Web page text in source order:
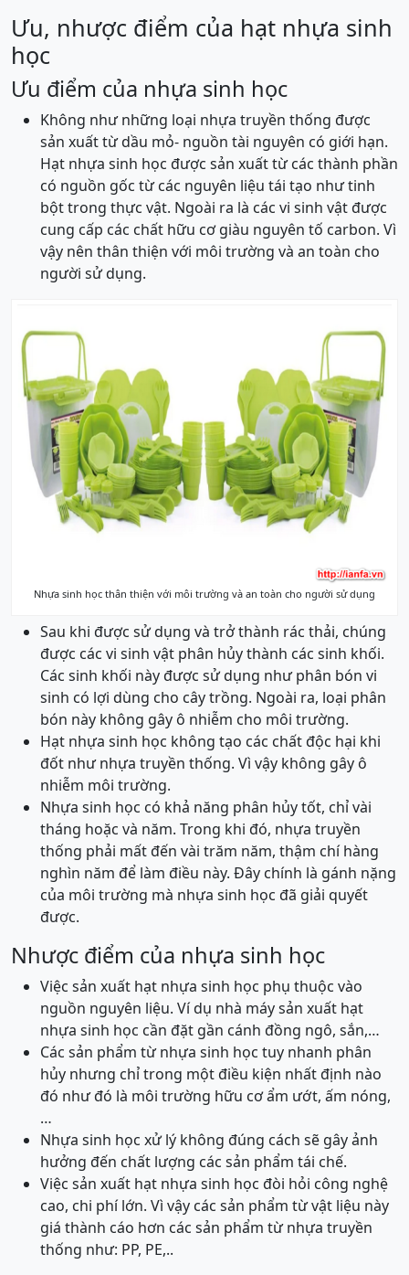
Ưu, nhược điểm của hạt nhựa sinh
học
Ưu điểm của nhựa sinh học
Không như những loại nhựa truyền thống được
sản xuất từ dầu mỏ- nguồn tài nguyên có giới hạn.
Hạt nhựa sinh học được sản xuất từ các thành phần
có nguồn gốc từ các nguyên liệu tái tạo như tinh
bột trong thực vật. Ngoài ra là các vi sinh vật được
cung cấp các chất hữu cơ giàu nguyên tố carbon. Vì
vậy nên thân thiện với môi trường và an toàn cho
người sử dụng.
Nhựa sinh học thân thiện với môi trường và an toàn cho người sử dụng
Sau khi được sử dụng và trở thành rác thải, chúng
được các vi sinh vật phân hủy thành các sinh khối.
Các sinh khối này được sử dụng như phân bón vi
sinh có lợi dùng cho cây trồng. Ngoài ra, loại phân
bón này không gây ô nhiễm cho môi trường.
Hạt nhựa sinh học không tạo các chất độc hại khi
đốt như nhựa truyền thống. Vì vậy không gây ô
nhiễm môi trường.
Nhựa sinh học có khả năng phân hủy tốt, chỉ vài
tháng hoặc và năm. Trong khi đó, nhựa truyền
thống phải mất đến vài trăm năm, thậm chí hàng
nghìn năm để làm điều này. Đây chính là gánh nặng
của môi trường mà nhựa sinh học đã giải quyết
được.
Nhược điểm của nhựa sinh học
Việc sản xuất hạt nhựa sinh học phụ thuộc vào
nguồn nguyên liệu. Ví dụ nhà máy sản xuất hạt
nhựa sinh học cần đặt gần cánh đồng ngô, sắn,…
Các sản phẩm từ nhựa sinh học tuy nhanh phân
hủy nhưng chỉ trong một điều kiện nhất định nào
đó như đó là môi trường hữu cơ ẩm ướt, ấm nóng,
…
Nhựa sinh học xử lý không đúng cách sẽ gây ảnh
hưởng đến chất lượng các sản phẩm tái chế.
Việc sản xuất hạt nhựa sinh học đòi hỏi công nghệ
cao, chi phí lớn. Vì vậy các sản phẩm từ vật liệu này
giá thành cáo hơn các sản phẩm từ nhựa truyền
thống như: PP, PE,..